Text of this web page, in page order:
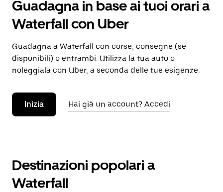
Guadagna in base ai tuoi orari a
Waterfall con Uber
Guadagna a Waterfall con corse, consegne (se
disponibili) o entrambi. Utilizza la tua auto o
noleggiala con Uber, a seconda delle tue esigenze.
Inizia Hai già un account? Accedi
Destinazioni popolari a
Waterfall